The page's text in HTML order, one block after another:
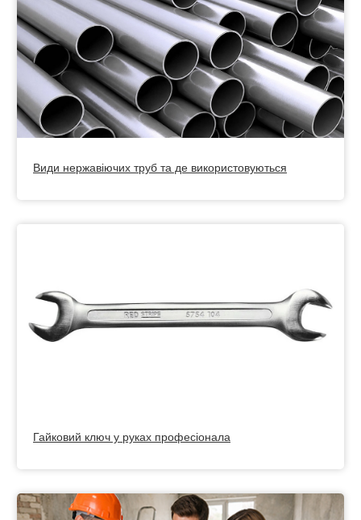
Види нержавіючих труб та де використовуються
Гайковий ключ у руках професіонала